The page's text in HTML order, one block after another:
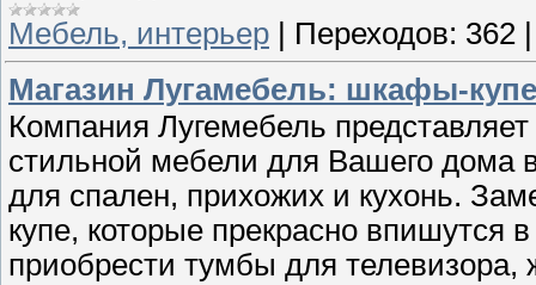
Мебель, интерьер | Переходов: 362
Магазин Лугамебель: шкафы-
Компания Лугемебель
стильной мебели для Вашего дома
для спален, прихожих и кухонь.
купе, которые прекрасно
приобрести тумбы для